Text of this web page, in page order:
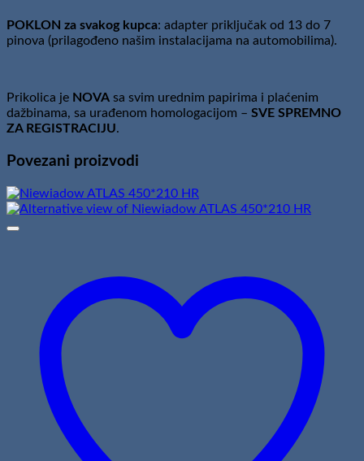
POKLON za svakog kupca: adapter priključak od 13 do 7
pinova (prilagođeno našim instalacijama na automobilima).
Prikolica je NOVA sa svim urednim papirima i plaćenim
dažbinama, sa urađenom homologacijom – SVE SPREMNO
ZA REGISTRACIJU.
Povezani proizvodi